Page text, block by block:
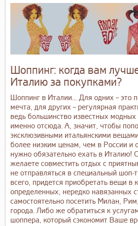
Шоппинг: когда вам
Италию за покупками?
Шоппинг в Италии… Для одних – это
мечта, для других – регулярная
ведь большинство известных
именно отсюда. А, значит, чтобы
эксклюзивными итальянскими
более низким ценам, чем в России и
нужно обязательно ехать в Италию!
желаете совместить отдых с
не отправляться в специальный шоп-
всего, придется приобретать вещи в
определенных, нередко навязанных
самостоятельно посетить Милан,
города. Либо же обратиться к
шоппера, который сэкономит Ваше